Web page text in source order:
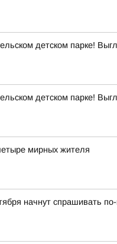
детском парке!
детском парке!
мирных жителя
начнут спрашивать